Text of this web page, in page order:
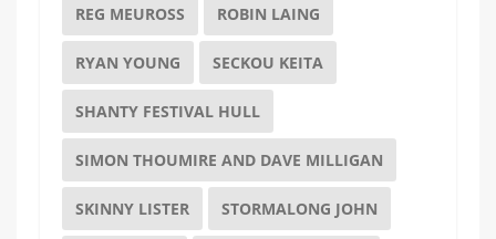
REG MEUROSS ROBIN LAING
RYAN YOUNG SECKOU KEITA
SHANTY FESTIVAL HULL
SIMON THOUMIRE AND DAVE MILLIGAN
SKINNY LISTER STORMALONG JOHN